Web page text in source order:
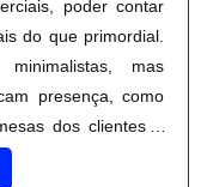
poder contar
do que primordial.
mas
presença, como
dos clientes e
em questão.